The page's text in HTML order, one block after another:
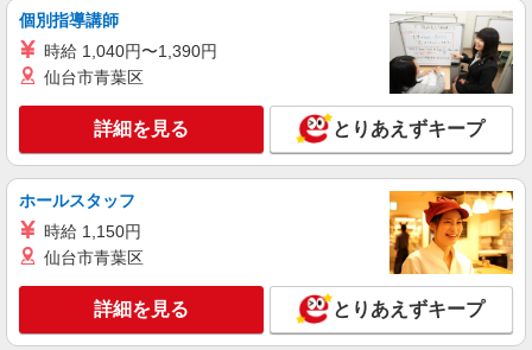
派遣社員
（株）ウィルオブ・ワークCW 千葉支店/ms120101
看護助手
時給1500円 ◆前払い・日払い・週払いOK
千葉県松戸市
キープ 詳細を見る
派遣社員
株式会社トラストグロース 新宿本社 第1営業部
デイサービスとショートステイでの看護師
時給：2100円〜2200円 ※資格や経験などによ
る
個別指導講師
時給 1,040円〜1,390円
仙台市青葉区
詳細を見る とりあえずキープ
ホールスタッフ
時給 1,150円
仙台市青葉区
詳細を見る とりあえずキープ